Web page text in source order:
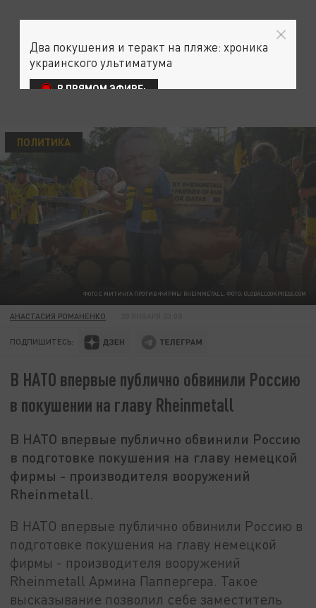
ФОТО С МИТИНГА ПРОТИВ ФИРМЫ RHEINMETALL. ФОТО: GLOBALLOOKPRESS.COM
ПОЛИТИКА
АНАСТАСИЯ РОМАНЕНКО
ПОДПИШИТЕСЬ:
В НАТО впервые публично обвинили Россию
в покушении на главу Rheinmetall
В НАТО впервые публично обвинили Россию
в подготовке покушения на главу немецкой
фирмы - производителя вооружений
Rheinmetall.
В НАТО впервые публично обвинили Россию в
подготовке покушения на главу немецкой
фирмы - производителя вооружений
Rheinmetall Армина Паппергера. Такое
высказывание позволил себе заместитель
Два покушения и теракт на пляже: хроника
украинского ультиматума
В ПРЯМОМ ЭФИРЕ: